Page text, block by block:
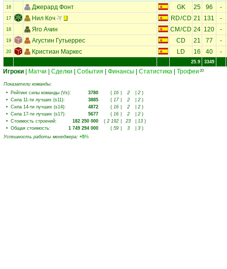
16 Джерард Фонт GK 25 96 -
17 Нил Коч RD/CD 21 131 -
18 Яго Ачин CM /CD 24 120 -
19 Агустин Гутьеррес CD 21 77 -
20 Кристиан Маркес LD 16 40 -
25.9 3349
Игроки Матчи Сделки События Финансы Статистика Трофеи 20
Показатели команды:
• Рейтинг силы команды (Vs): 3780 ( 16 2 2 )
• Сила 11-ти лучших (s11): 3885 ( 17 2 2 )
• Сила 14-ти лучших (s14): 4872 ( 16 2 2 )
• Сила 17-ти лучших (s17): 5677 ( 16 2 2 )
• Стоимость строений: 182 250 000 ( 2 192 23 13 )
• Общая стоимость: 1 749 294 000 ( 59 3 3 )
Успешность работы менеджера: +5%